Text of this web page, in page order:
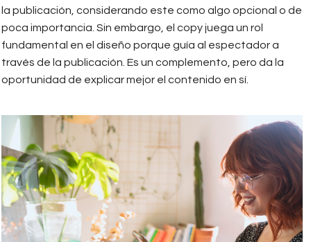
la publicación, considerando este como algo opcional o de
poca importancia. Sin embargo, el copy juega un rol
fundamental en el diseño porque guía al espectador a
través de la publicación. Es un complemento, pero da la
oportunidad de explicar mejor el contenido en sí.
hacer_copies.jpg